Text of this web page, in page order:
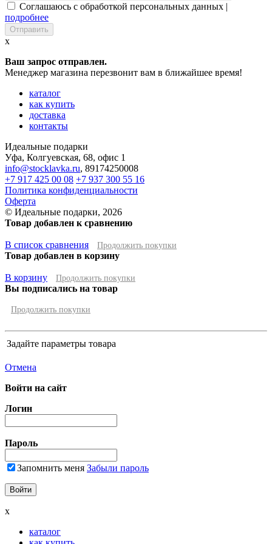
Соглашаюсь с обработкой персональных данных |
подробнее
x
Ваш запрос отправлен.
Менеджер магазина перезвонит вам в ближайшее время!
каталог
как купить
доставка
контакты
Идеальные подарки
Уфа, Колгуевская, 68, офис 1
info@stocklavka.ru, 89174250008
+7 917 425 00 08 +7 937 300 55 16
Политика конфиденциальности
Оферта
© Идеальные подарки, 2026
Товар добавлен к сравнению
В список сравнения Продолжить покупки
Товар добавлен в корзину
В корзину Продолжить покупки
Вы подписались на товар
Продолжить покупки
Задайте параметры товара
Отмена
Войти на сайт
Логин
Пароль
Запомнить меня Забыли пароль
x
каталог